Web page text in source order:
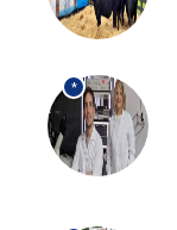
*